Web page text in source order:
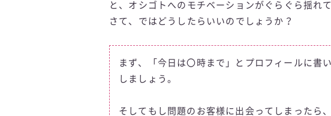
と、オシゴトへのモチベーションがぐらぐら揺れ
さて、ではどうしたらいいのでしょうか？
まず、「今日は〇時まで」とプロフィールに書
しましょう。
そしてもし問題のお客様に出会ってしまったら